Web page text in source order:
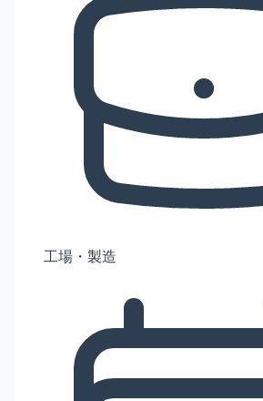
工場・製造